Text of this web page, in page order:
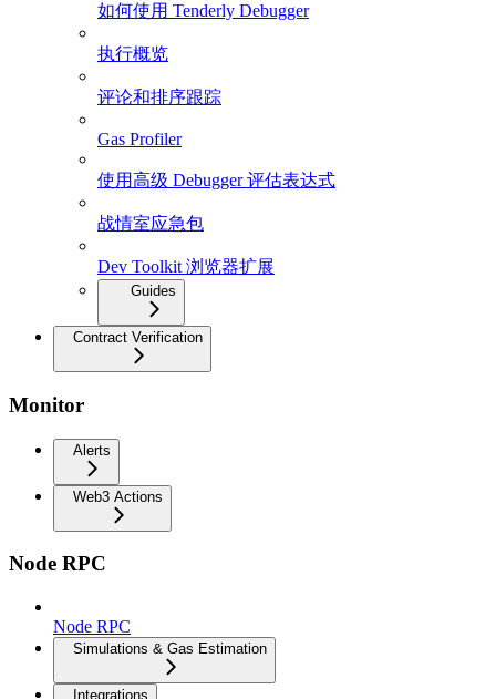
如何使用 Tenderly Debugger
执行概览
评论和排序跟踪
Gas Profiler
使用高级 Debugger 评估表达式
战情室应急包
Dev Toolkit 浏览器扩展
Guides
Contract Verification
Monitor
Alerts
Web3 Actions
Node RPC
Node RPC
Simulations & Gas Estimation
Integrations